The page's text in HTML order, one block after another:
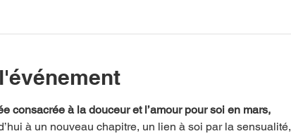
consacrée à la douceur et l’amour pour soi en mars,
à un nouveau chapitre, un lien à soi par la sensualité,